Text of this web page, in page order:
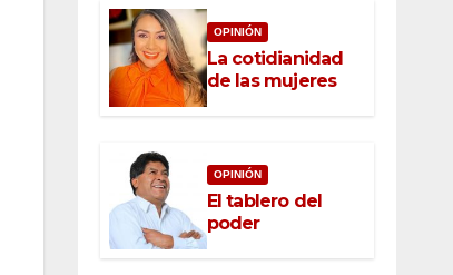
OPINIÓN
La cotidianidad
de las mujeres
OPINIÓN
El tablero del
poder